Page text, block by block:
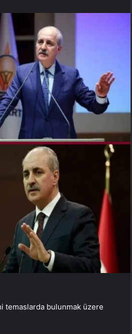
temaslarda bulunmak üzere